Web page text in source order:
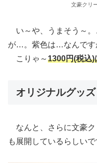
文豪クリ
い～や、うまそう～
が…。紫色は…なんです
こりゃ～1300円(税込)
オリジナルグッズ
なんと、さらに文豪ク
も展開しているらしいで